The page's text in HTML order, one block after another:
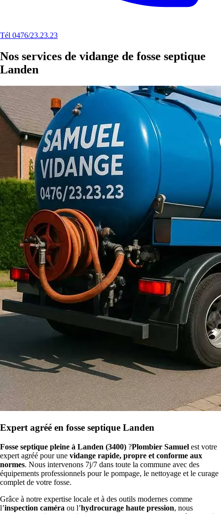
Tél 0476/23.23.23
Nos services de vidange de fosse septique
Landen
Expert agréé en fosse septique Landen
Fosse septique pleine à Landen (3400) ?Plombier Samuel est votre
expert agréé pour une vidange rapide, propre et conforme aux
normes. Nous intervenons 7j/7 dans toute la commune avec des
équipements professionnels pour le pompage, le nettoyage et le curage
complet de votre fosse.
Grâce à notre expertise locale et à des outils modernes comme
l’inspection caméra ou l’hydrocurage haute pression, nous